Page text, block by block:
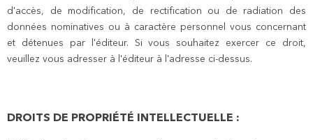
d'accès, de modification, de rectification ou de radiation des
données nominatives ou à caractère personnel vous concernant
et détenues par l'éditeur. Si vous souhaitez exercer ce droit,
veuillez vous adresser à l'éditeur à l'adresse ci-dessus.
DROITS DE PROPRIÉTÉ INTELLECTUELLE :